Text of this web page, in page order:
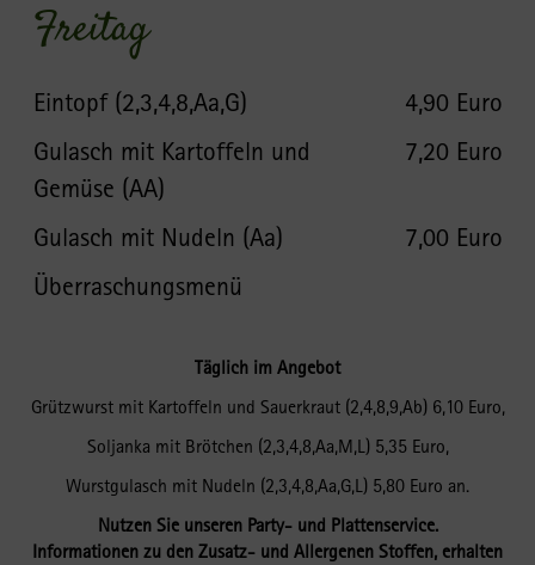
Freitag
Eintopf (2,3,4,8,Aa,G)
4,90 Euro
Gulasch mit Kartoffeln und
Gemüse (AA)
7,20 Euro
Gulasch mit Nudeln (Aa)
7,00 Euro
Überraschungsmenü
Täglich im Angebot
Grützwurst mit Kartoffeln und Sauerkraut (2,4,8,9,Ab) 6,10 Euro,
Soljanka mit Brötchen (2,3,4,8,Aa,M,L) 5,35 Euro,
Wurstgulasch mit Nudeln (2,3,4,8,Aa,G,L) 5,80 Euro an.
Nutzen Sie unseren Party- und Plattenservice.
Informationen zu den Zusatz- und Allergenen Stoffen, erhalten